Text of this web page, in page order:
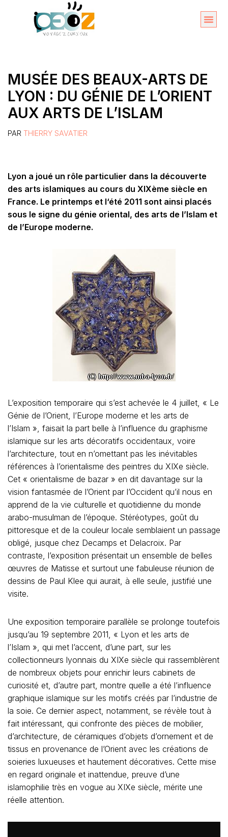
MUSÉE DES BEAUX-ARTS DE
LYON : DU GÉNIE DE L’ORIENT
AUX ARTS DE L’ISLAM
PAR THIERRY SAVATIER
Lyon a joué un rôle particulier dans la découverte
des arts islamiques au cours du XIXème siècle en
France. Le printemps et l‘été 2011 sont ainsi placés
sous le signe du génie oriental, des arts de l’Islam et
de l’Europe moderne.
L’exposition temporaire qui s’est achevée le 4 juillet, « Le
Génie de l’Orient, l’Europe moderne et les arts de
l’Islam », faisait la part belle à l’influence du graphisme
islamique sur les arts décoratifs occidentaux, voire
l’architecture, tout en n’omettant pas les inévitables
références à l’orientalisme des peintres du XIXe siècle.
Cet « orientalisme de bazar » en dit davantage sur la
vision fantasmée de l’Orient par l’Occident qu’il nous en
apprend de la vie culturelle et quotidienne du monde
arabo-musulman de l’époque. Stéréotypes, goût du
pittoresque et de la couleur locale semblaient un passage
obligé, jusque chez Decamps et Delacroix. Par
contraste, l’exposition présentait un ensemble de belles
œuvres de Matisse et surtout une fabuleuse réunion de
dessins de Paul Klee qui aurait, à elle seule, justifié une
visite.
Une exposition temporaire parallèle se prolonge toutefois
jusqu’au 19 septembre 2011, « Lyon et les arts de
l’Islam », qui met l’accent, d’une part, sur les
collectionneurs lyonnais du XIXe siècle qui rassemblèrent
de nombreux objets pour enrichir leurs cabinets de
curiosité et, d’autre part, montre quelle a été l’influence
graphique islamique sur les motifs créés par l’industrie de
la soie. Ce dernier aspect, notamment, se révèle tout à
fait intéressant, qui confronte des pièces de mobilier,
d’architecture, de céramiques d’objets d’ornement et de
tissus en provenance de l’Orient avec les créations de
soieries luxueuses et hautement décoratives. Cette mise
en regard originale et inattendue, preuve d’une
islamophilie très en vogue au XIXe siècle, mérite une
réelle attention.